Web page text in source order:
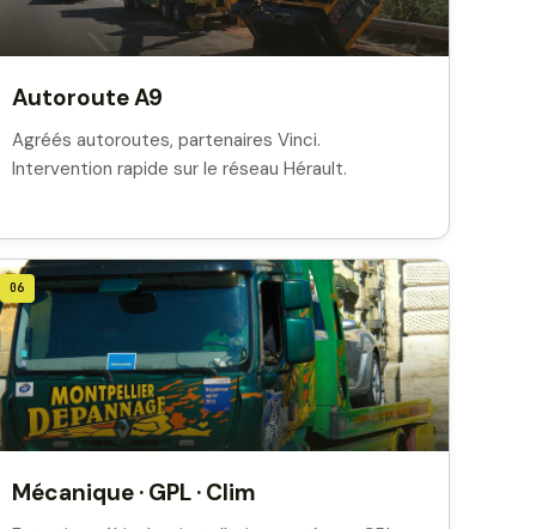
Autoroute A9
Agréés autoroutes, partenaires Vinci.
Intervention rapide sur le réseau Hérault.
06
Mécanique · GPL · Clim